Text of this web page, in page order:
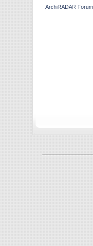
ArchiRADAR Forum